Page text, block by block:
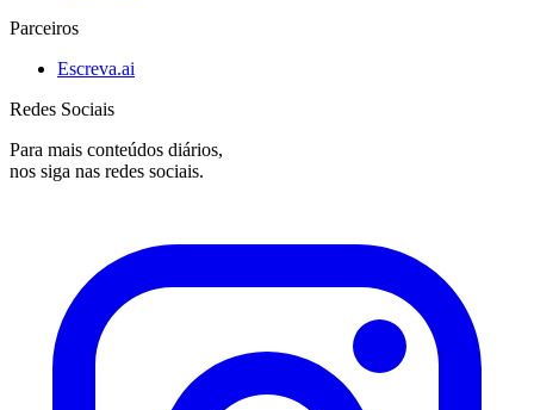
Parceiros
Escreva.ai
Redes Sociais
Para mais conteúdos diários,
nos siga nas redes sociais.